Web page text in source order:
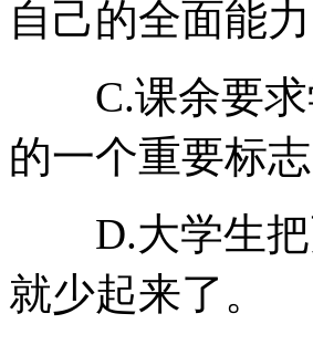
自己的全面能力
C.课余要求
的一个重要标志
D.大学生把
就少起来了。